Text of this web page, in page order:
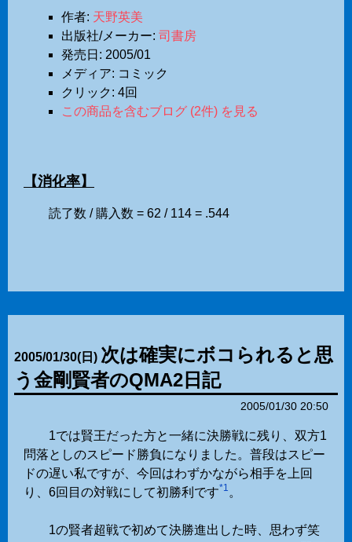
作者: 天野英美
出版社/メーカー: 司書房
発売日: 2005/01
メディア: コミック
クリック: 4回
この商品を含むブログ (2件) を見る
【消化率】
読了数 / 購入数 = 62 / 114 = .544
2005/01/30(日) 次は確実にボコられると思
う金剛賢者のQMA2日記
2005/01/30 20:50
1では賢王だった方と一緒に決勝戦に残り、双方1
問落としのスピード勝負になりました。普段はスピー
ドの遅い私ですが、今回はわずかながら相手を上回
り、6回目の対戦にして初勝利です*1 。
1の賢者超戦で初めて決勝進出した時、思わず笑